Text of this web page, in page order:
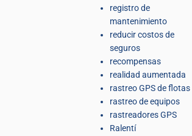
registro de
mantenimiento
reducir costos de
seguros
recompensas
realidad aumentada
rastreo GPS de flotas
rastreo de equipos
rastreadores GPS
Ralentí